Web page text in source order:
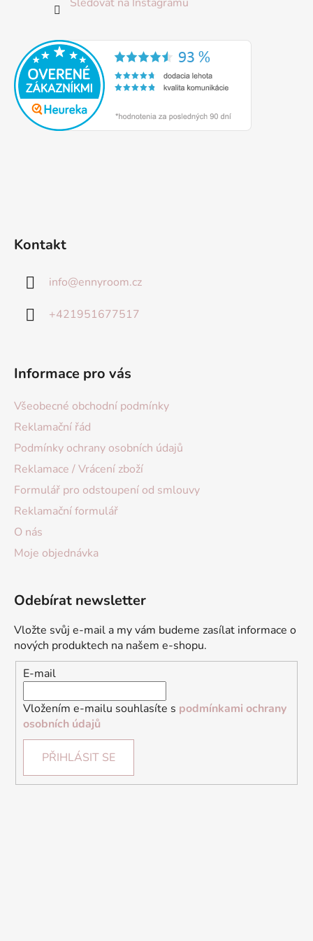
Kontakt
info@ennyroom.cz
+421951677517
Informace pro vás
Všeobecné obchodní podmínky
Reklamační řád
Podmínky ochrany osobních údajů
Reklamace / Vrácení zboží
Formulář pro odstoupení od smlouvy
Reklamační formulář
O nás
Moje objednávka
Odebírat newsletter
Vložte svůj e-mail a my vám budeme zasílat informace o
nových produktech na našem e-shopu.
E-mail
Vložením e-mailu souhlasíte s podmínkami ochrany
osobních údajů
PŘIHLÁSIT SE